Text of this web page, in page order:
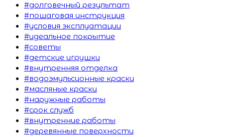
#долговечный результат
#пошаговая инструкция
#условия эксплуатации
#идеальное покрытие
#советы
#детские игрушки
#внутренняя отделка
#водоэмульсионные краски
#масляные краски
#наружные работы
#срок служб
#внутренние работы
#деревянные поверхности